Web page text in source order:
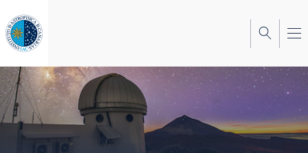
to
main
content